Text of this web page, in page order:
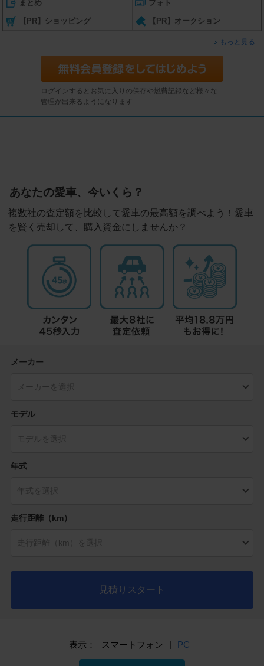
まとめ フォト
【PR】ショッピング 【PR】オークション
もっと見る
ログインするとお気に入りの保存や燃費記録など様々な
管理が出来るようになります
あなたの愛車、今いくら？
複数社の査定額を比較して愛車の最高額を調べよう！愛車
を賢く売却して、購入資金にしませんか？
メーカー
モデル
年式
走行距離（km）
見積りスタート
表示： スマートフォン | PC